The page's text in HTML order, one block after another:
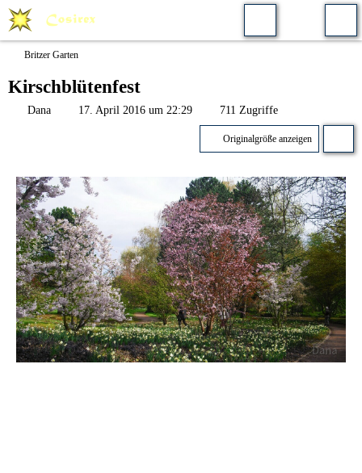
Britzer Garten
Kirschblütenfest
Dana 17. April 2016 um 22:29 711 Zugriffe
Originalgröße anzeigen